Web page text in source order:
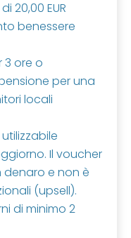
20,00 EUR
benessere
3 ore o
per una
locali
Il voucher
e non è
(upsell).
di minimo 2